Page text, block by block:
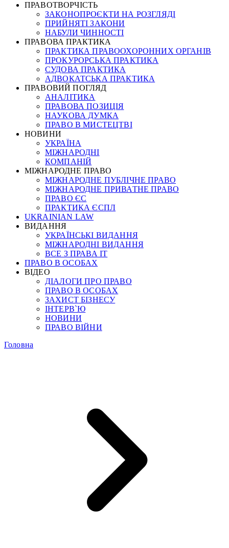
ПРАВОТВОРЧІСТЬ
ЗАКОНОПРОЄКТИ НА РОЗГЛЯДІ
ПРИЙНЯТІ ЗАКОНИ
НАБУЛИ ЧИННОСТІ
ПРАВОВА ПРАКТИКА
ПРАКТИКА ПРАВООХОРОННИХ ОРГАНІВ
ПРОКУРОРСЬКА ПРАКТИКА
СУДОВА ПРАКТИКА
АДВОКАТСЬКА ПРАКТИКА
ПРАВОВИЙ ПОГЛЯД
АНАЛІТИКА
ПРАВОВА ПОЗИЦІЯ
НАУКОВА ДУМКА
ПРАВО В МИСТЕЦТВІ
НОВИНИ
УКРАЇНА
МІЖНАРОДНІ
КОМПАНІЙ
МІЖНАРОДНЕ ПРАВО
МІЖНАРОДНЕ ПУБЛІЧНЕ ПРАВО
МІЖНАРОДНЕ ПРИВАТНЕ ПРАВО
ПРАВО ЄС
ПРАКТИКА ЄСПЛ
UKRAINIAN LAW
ВИДАННЯ
УКРАЇНСЬКІ ВИДАННЯ
МІЖНАРОДНІ ВИДАННЯ
ВСЕ З ПРАВА ІТ
ПРАВО В ОСОБАХ
ВІДЕО
ДІАЛОГИ ПРО ПРАВО
ПРАВО В ОСОБАХ
ЗАХИСТ БІЗНЕСУ
ІНТЕРВ`Ю
НОВИНИ
ПРАВО ВІЙНИ
Головна